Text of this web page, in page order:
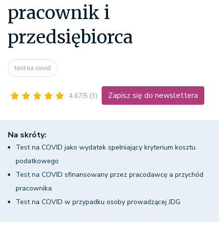
pracownik i
przedsiębiorca
test na covid
4.67/5 (3) Zapisz się do newslettera
Na skróty:
Test na COVID jako wydatek spełniający kryterium kosztu
podatkowego
Test na COVID sfinansowany przez pracodawcę a przychód
pracownika
Test na COVID w przypadku osoby prowadzącej JDG